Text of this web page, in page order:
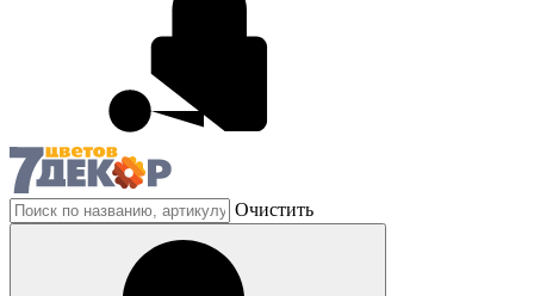
Очистить